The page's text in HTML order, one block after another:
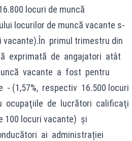
locuri de muncă
locurilor de muncă vacante s-
vacante).În primul trimestru din
exprimată de angajatori atât
vacante a fost pentru
(1,57%, respectiv 16.500 locuri
ocupaţiile de lucrători calificaţi
locuri vacante) şi
ai administrației